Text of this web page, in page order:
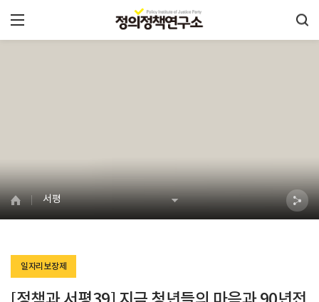
서평
일자리보장제